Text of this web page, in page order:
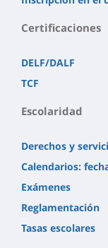
Certificaciones
DELF/DALF
TCF
Escolaridad
Derechos y
Calendarios:
Exámenes
Reglamentación
Tasas escolares